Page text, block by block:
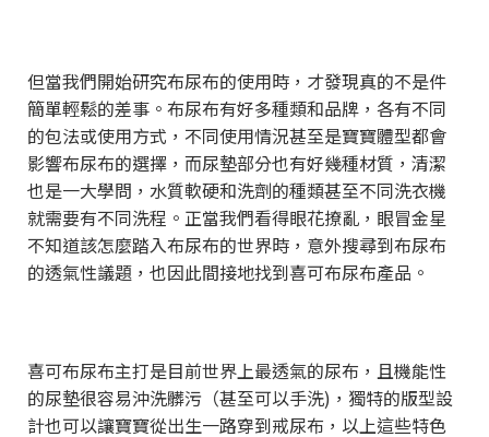
但當我們開始研究布尿布的使用時，才發現真的不是件
簡單輕鬆的差事。布尿布有好多種類和品牌，各有不同
的包法或使用方式，不同使用情況甚至是寶寶體型都會
影響布尿布的選擇，而尿墊部分也有好幾種材質，清潔
也是一大學問，水質軟硬和洗劑的種類甚至不同洗衣機
就需要有不同洗程。正當我們看得眼花撩亂，眼冒金星
不知道該怎麼踏入布尿布的世界時，意外搜尋到布尿布
的透氣性議題，也因此間接地找到喜可布尿布產品。
喜可布尿布主打是目前世界上最透氣的尿布，且機能性
的尿墊很容易沖洗髒污（甚至可以手洗)，獨特的版型設
計也可以讓寶寶從出生一路穿到戒尿布，以上這些特色